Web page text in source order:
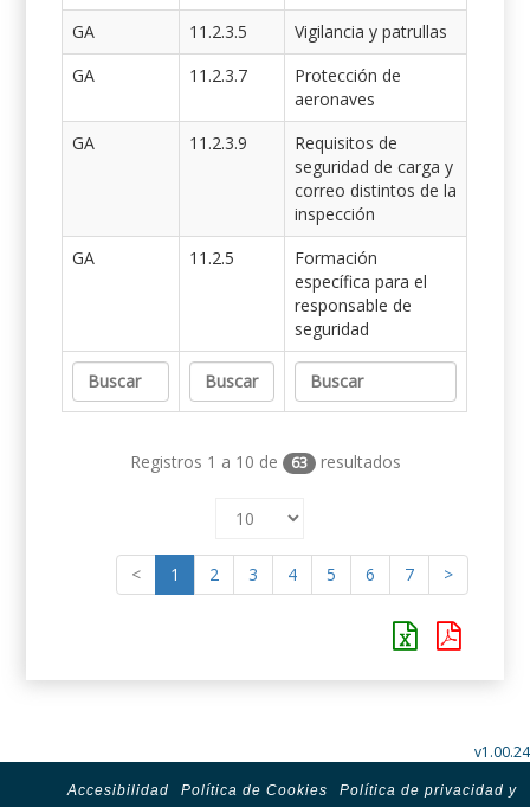
GA
11.2.3.5
Vigilancia y patrullas
GA
11.2.3.7
Protección de
aeronaves
GA
11.2.3.9
Requisitos de
seguridad de carga y
correo distintos de la
inspección
GA
11.2.5
Formación
específica para el
responsable de
seguridad
Registros 1 a 10 de 63 resultados
< 1 2 3 4 5 6 7 >
v1.00.24
Accesibilidad Política de Cookies
Política de privacidad y